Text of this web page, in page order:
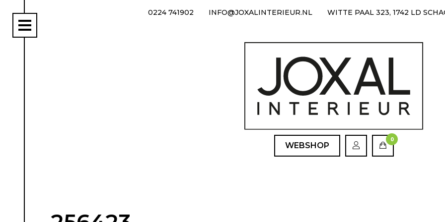
0224 741902 INFO@JOXALINTERIEUR.NL WITTE PAAL 323, 1742 LD
WEBSHOP
0